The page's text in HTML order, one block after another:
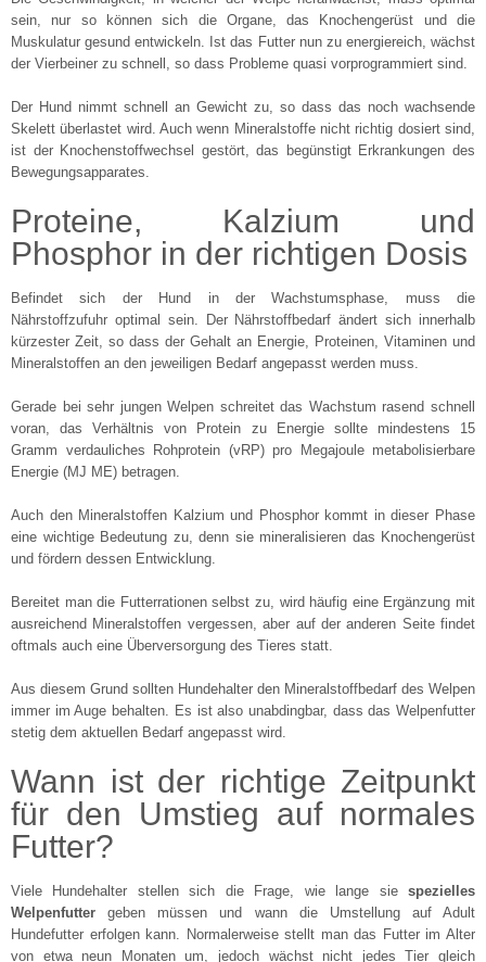
sein, nur so können sich die Organe, das Knochengerüst und die
Muskulatur gesund entwickeln. Ist das Futter nun zu energiereich, wächst
der Vierbeiner zu schnell, so dass Probleme quasi vorprogrammiert sind.
Der Hund nimmt schnell an Gewicht zu, so dass das noch wachsende
Skelett überlastet wird. Auch wenn Mineralstoffe nicht richtig dosiert sind,
ist der Knochenstoffwechsel gestört, das begünstigt Erkrankungen des
Bewegungsapparates.
Proteine, Kalzium und
Phosphor in der richtigen Dosis
Befindet sich der Hund in der Wachstumsphase, muss die
Nährstoffzufuhr optimal sein. Der Nährstoffbedarf ändert sich innerhalb
kürzester Zeit, so dass der Gehalt an Energie, Proteinen, Vitaminen und
Mineralstoffen an den jeweiligen Bedarf angepasst werden muss.
Gerade bei sehr jungen Welpen schreitet das Wachstum rasend schnell
voran, das Verhältnis von Protein zu Energie sollte mindestens 15
Gramm verdauliches Rohprotein (vRP) pro Megajoule metabolisierbare
Energie (MJ ME) betragen.
Auch den Mineralstoffen Kalzium und Phosphor kommt in dieser Phase
eine wichtige Bedeutung zu, denn sie mineralisieren das Knochengerüst
und fördern dessen Entwicklung.
Bereitet man die Futterrationen selbst zu, wird häufig eine Ergänzung mit
ausreichend Mineralstoffen vergessen, aber auf der anderen Seite findet
oftmals auch eine Überversorgung des Tieres statt.
Aus diesem Grund sollten Hundehalter den Mineralstoffbedarf des Welpen
immer im Auge behalten. Es ist also unabdingbar, dass das Welpenfutter
stetig dem aktuellen Bedarf angepasst wird.
Wann ist der richtige Zeitpunkt
für den Umstieg auf normales
Futter?
Viele Hundehalter stellen sich die Frage, wie lange sie spezielles
Welpenfutter geben müssen und wann die Umstellung auf Adult
Hundefutter erfolgen kann. Normalerweise stellt man das Futter im Alter
von etwa neun Monaten um, jedoch wächst nicht jedes Tier gleich